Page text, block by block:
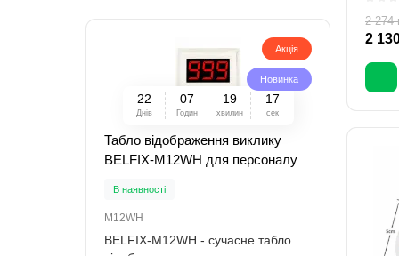
Акція
Новинка
22
Днів
07
Годин
19
хвилин
15
сек
Табло відображення виклику
BELFIX-M12WH для персоналу
В наявності
M12WH
BELFIX-M12WH - сучасне табло
P12BK
2 274
2